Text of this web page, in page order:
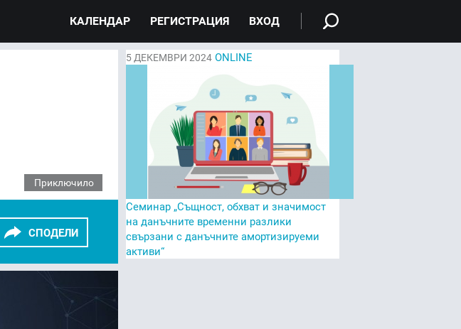
КАЛЕНДАР РЕГИСТРАЦИЯ ВХОД
Приключило
СПОДЕЛИ
5ДЕКЕМВРИ 2024 ONLINE
Семинар „Същност, обхват и значимост
на данъчните временни разлики
свързани с данъчните амортизируеми
активи“